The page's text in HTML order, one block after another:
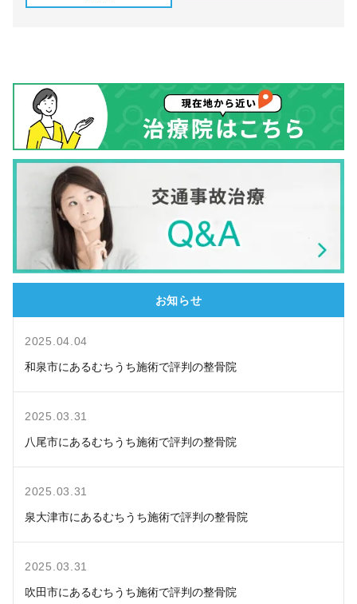
お知らせ
2025.04.04
和泉市にあるむちうち施術で評判の整骨院
2025.03.31
八尾市にあるむちうち施術で評判の整骨院
2025.03.31
泉大津市にあるむちうち施術で評判の整骨院
2025.03.31
吹田市にあるむちうち施術で評判の整骨院